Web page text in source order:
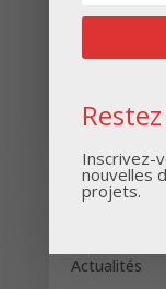
Actualités
Inscrivez-
nouvelles
projets.